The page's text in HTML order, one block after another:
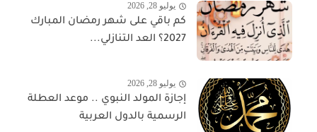
يوليو 28, 2026
كم باقي على شهر رمضان المبارك
2027؟ العد التنازلي...
يوليو 28, 2026
إجازة المولد النبوي .. موعد العطلة
الرسمية بالدول العربية